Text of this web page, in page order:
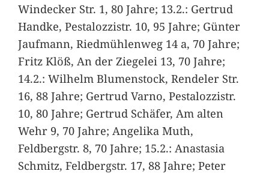
Windecker Str. 1, 80 Jahre; 13.2.: Gertrud
Handke, Pestalozzistr. 10, 95 Jahre; Günter
Jaufmann, Riedmühlenweg 14 a, 70 Jahre;
Fritz Klöß, An der Ziegelei 13, 70 Jahre;
14.2.: Wilhelm Blumenstock, Rendeler Str.
16, 88 Jahre; Gertrud Varno, Pestalozzistr.
10, 80 Jahre; Gertrud Schäfer, Am alten
Wehr 9, 70 Jahre; Angelika Muth,
Feldbergstr. 8, 70 Jahre; 15.2.: Anastasia
Schmitz, Feldbergstr. 17, 88 Jahre; Peter